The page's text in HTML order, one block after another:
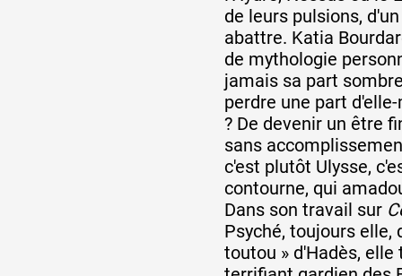
de leurs pulsions,
abattre. Katia
de mythologie
jamais sa part
perdre une part
? De devenir un être
sans
c'est plutôt Ulysse,
contourne, qui
Dans son travail sur
Psyché, toujours elle,
toutou » d'Hadès,